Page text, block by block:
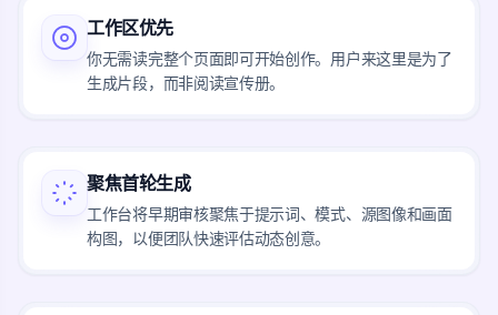
工作区优先
你无需读完整个页面即可开始创作。用户来这里是为了
生成片段，而非阅读宣传册。
聚焦首轮生成
工作台将早期审核聚焦于提示词、模式、源图像和画面
构图，以便团队快速评估动态创意。